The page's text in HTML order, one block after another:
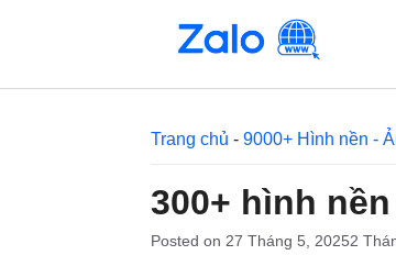
Trang chủ - 9000+ Hình nền -
300+ hình
Posted on 27 Tháng 5, 20252